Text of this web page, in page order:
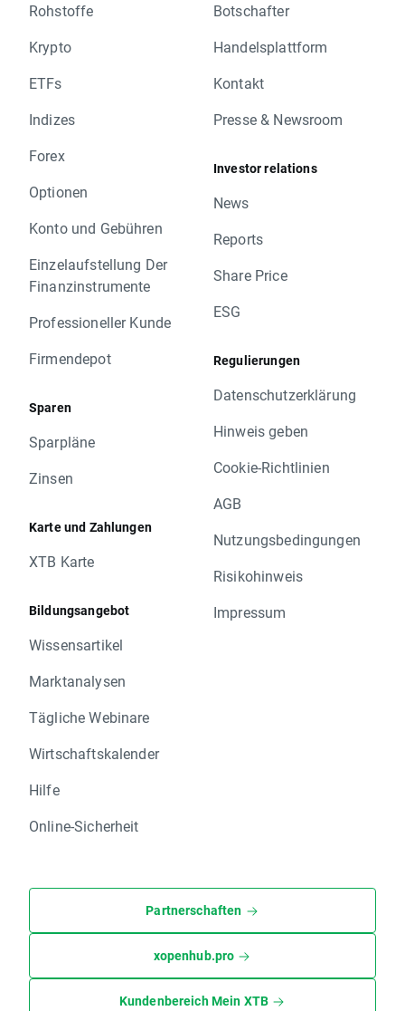
Rohstoffe
Krypto
ETFs
Indizes
Forex
Optionen
Konto und Gebühren
Einzelaufstellung Der
Finanzinstrumente
Professioneller Kunde
Firmendepot
Sparen
Sparpläne
Zinsen
Karte und Zahlungen
XTB Karte
Bildungsangebot
Wissensartikel
Marktanalysen
Tägliche Webinare
Wirtschaftskalender
Hilfe
Online-Sicherheit
Botschafter
Handelsplattform
Kontakt
Presse & Newsroom
Investor relations
News
Reports
Share Price
ESG
Regulierungen
Datenschutzerklärung
Hinweis geben
Cookie-Richtlinien
AGB
Nutzungsbedingungen
Risikohinweis
Impressum
Partnerschaften
xopenhub.pro
Kundenbereich Mein XTB